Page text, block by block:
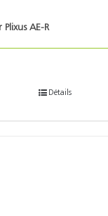
AE-R
Détails